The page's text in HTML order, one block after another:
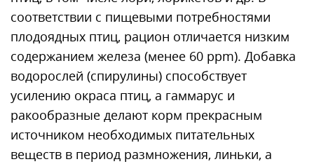
соответствии с пищевыми потребностями
плодоядных птиц, рацион отличается низким
содержанием железа (менее 60 ppm). Добавка
водорослей (спирулины) способствует
усилению окраса птиц, а гаммарус и
ракообразные делают корм прекрасным
источником необходимых питательных
веществ в период размножения, линьки, а